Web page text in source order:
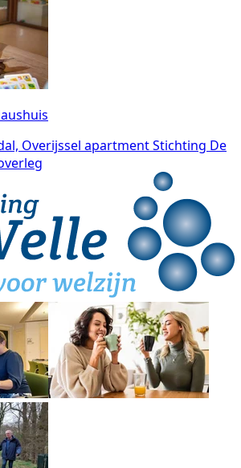
Overijssel apartmentStichting De